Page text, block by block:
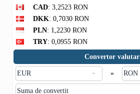
CAD: 3,2523 RON
DKK: 0,7030 RON
PLN: 1,2230 RON
TRY: 0,0955 RON
Convertor valutar
»